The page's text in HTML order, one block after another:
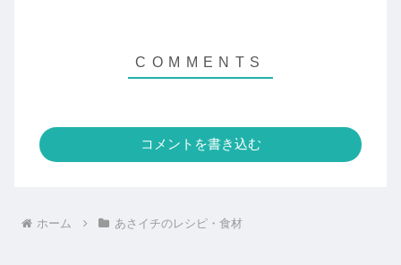
コメントを書き込む
ホーム あさイチのレシピ・食材